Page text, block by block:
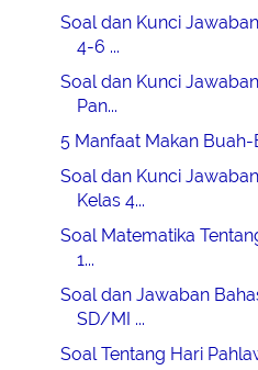
Soal dan Kunci
4-6 ...
Soal dan Kunci
Pan...
5 Manfaat Makan
Soal dan Kunci
Kelas 4...
Soal Matematika
1...
Soal dan Jawaban
SD/MI ...
Soal Tentang Hari